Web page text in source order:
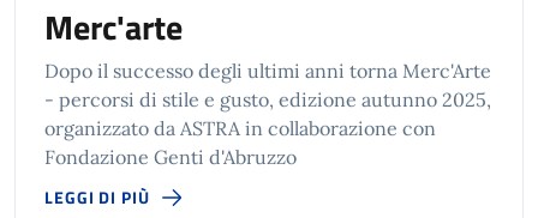
Merc'arte
Dopo il successo degli ultimi anni torna Merc'Arte
- percorsi di stile e gusto, edizione autunno 2025,
organizzato da ASTRA in collaborazione con
Fondazione Genti d'Abruzzo
LEGGI DI PIÙ